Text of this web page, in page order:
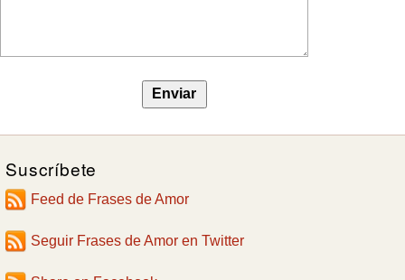
Suscríbete
Feed de Frases de Amor
Seguir Frases de Amor en Twitter